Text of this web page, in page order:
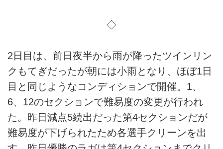
◇
2日目は、前日夜半から雨が降ったツインリン
クもてぎだったが朝には小雨となり、ほぼ1日
目と同じようなコンディションで開催。1、
6、12のセクションで難易度の変更が行われ
た。昨日減点5続出だった第4セクションだが
難易度が下げられたため各選手クリーンを出